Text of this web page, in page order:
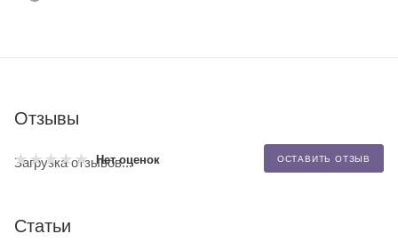
Отзывы
Нет оценок ОСТАВИТЬ ОТЗЫВ
Загрузка отзывов...
Статьи